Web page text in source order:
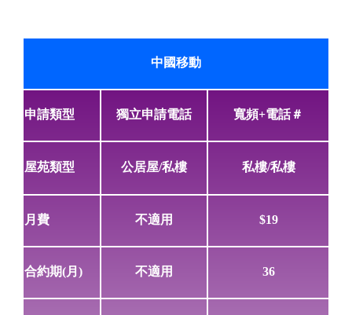
中國移動
申請類型 獨立申請電話 寬頻+電話＃
屋苑類型 公居屋/私樓 私樓/私樓
月費 不適用 $19
合約期(月) 不適用 36